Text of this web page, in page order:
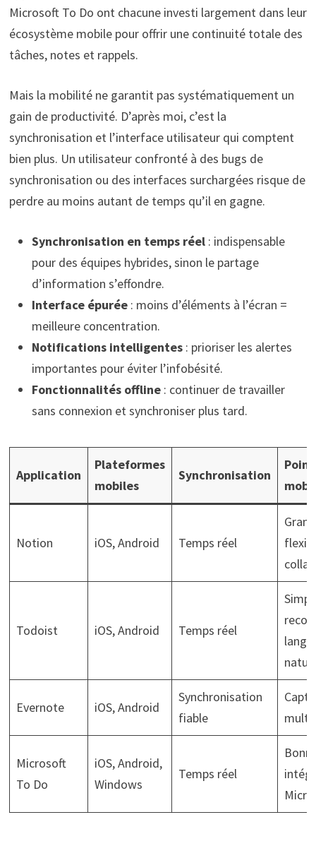
Microsoft To Do ont chacune investi largement dans leur
écosystème mobile pour offrir une continuité totale des
tâches, notes et rappels.
Mais la mobilité ne garantit pas systématiquement un
gain de productivité. D’après moi, c’est la
synchronisation et l’interface utilisateur qui comptent
bien plus. Un utilisateur confronté à des bugs de
synchronisation ou des interfaces surchargées risque de
perdre au moins autant de temps qu’il en gagne.
Synchronisation en temps réel: indispensable
pour des équipes hybrides, sinon le partage
d’information s’effondre.
Interface épurée: moins d’éléments à l’écran =
meilleure concentration.
Notifications intelligentes: prioriser les alertes
importantes pour éviter l’infobésité.
Fonctionnalités offline: continuer de travailler
sans connexion et synchroniser plus tard.
Application
Plateformes
mobiles
Synchronisation
Notion iOS, Android Temps réel
Todoist iOS, Android Temps réel
Evernote iOS, Android
Synchronisation
fiable
Microsoft
To Do
iOS, Android,
Windows
Temps réel